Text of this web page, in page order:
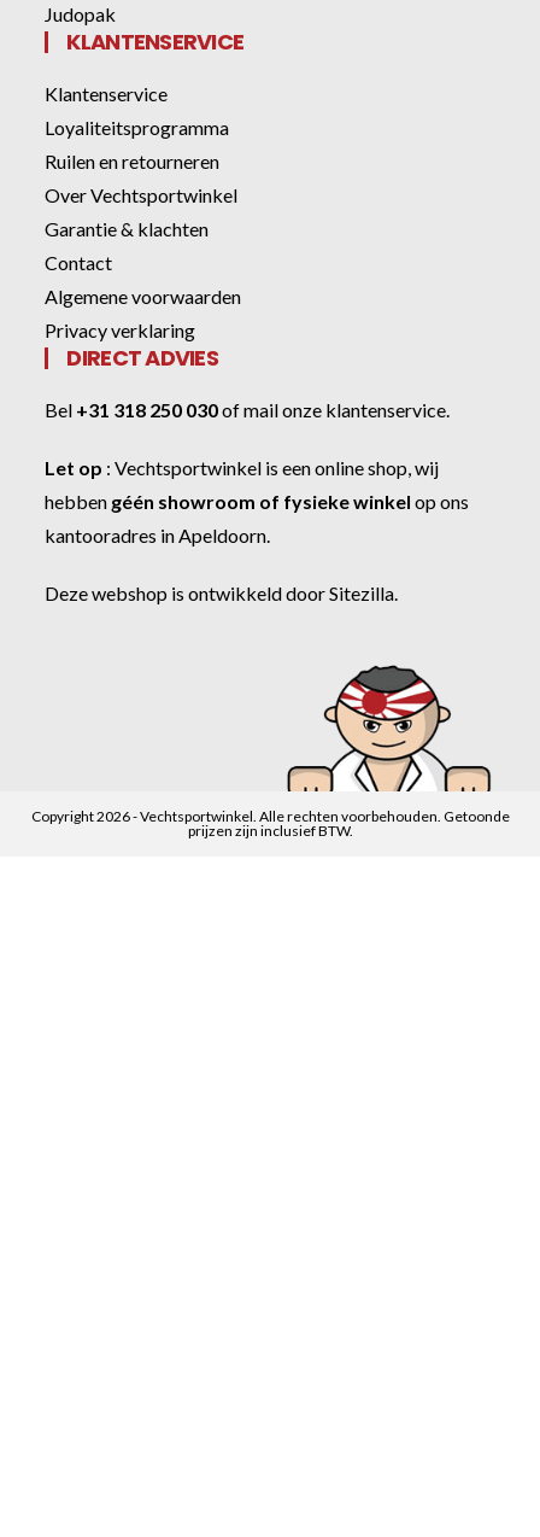
Judopak
KLANTENSERVICE
Klantenservice
Loyaliteitsprogramma
Ruilen en retourneren
Over Vechtsportwinkel
Garantie & klachten
Contact
Algemene voorwaarden
Privacy verklaring
DIRECT ADVIES
Bel +31 318 250 030ofmail onze klantenservice
Let op :Vechtsportwinkel is een online shop, wij
hebben géén showroom of fysieke winkel op ons
kantooradres in Apeldoorn.
Deze webshop is ontwikkeld doorSitezilla
Copyright 2026 - Vechtsportwinkel. Alle rechten voorbehouden. Getoonde
prijzen zijn inclusief BTW.